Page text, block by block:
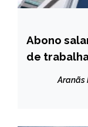
BRASIL
NOTÍCIAS
Abono
de
Aranãs